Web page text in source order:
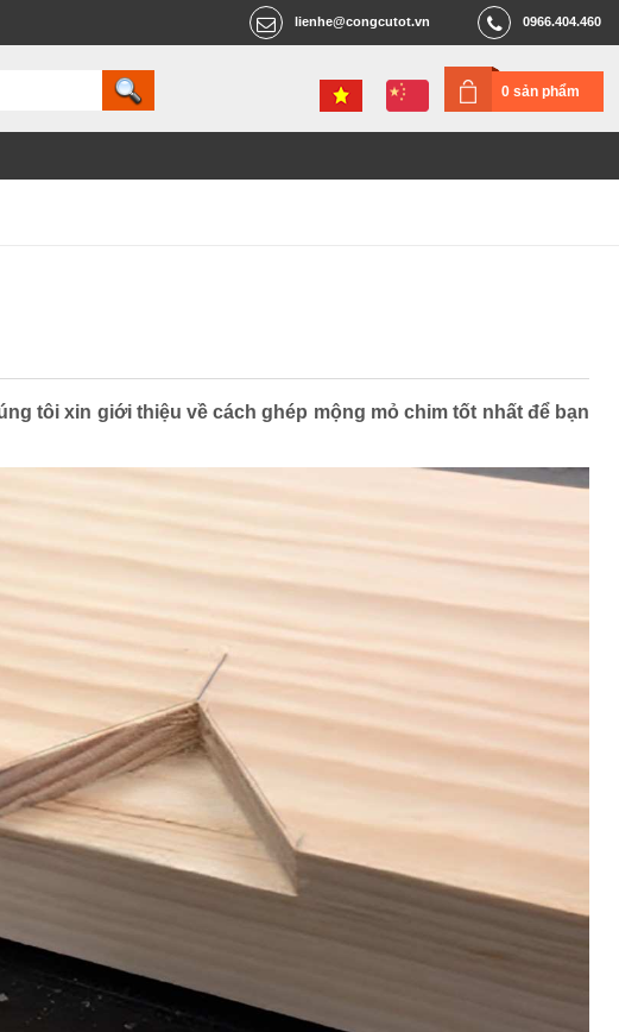
0966.404.460
lienhe@congcutot.vn
0 sản phẩm
tôi xin giới thiệu về cách ghép mộng mỏ chim tốt nhất để bạn